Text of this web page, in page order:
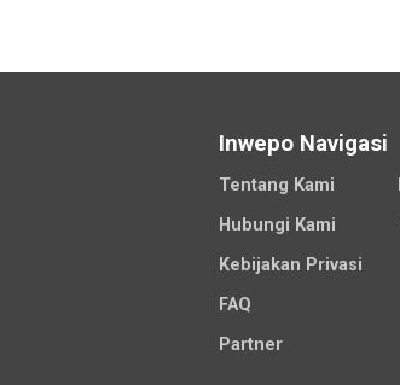
Inwepo Navigasi
Tentang Kami
Hubungi Kami
Kebijakan Privasi
FAQ
Partner